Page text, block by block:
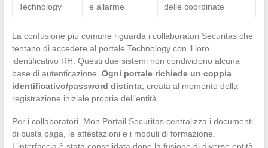
Technology
e allarme
delle coordinate
La confusione più comune riguarda i collaboratori Securitas che
tentano di accedere al portale Technology con il loro
identificativo RH. Questi due sistemi non condividono alcuna
base di autenticazione. Ogni portale richiede un coppia
identificativo/password distinta, creata al momento della
registrazione iniziale propria dell’entità.
Per i collaboratori, Mon Portail Securitas centralizza i documenti
di busta paga, le attestazioni e i moduli di formazione.